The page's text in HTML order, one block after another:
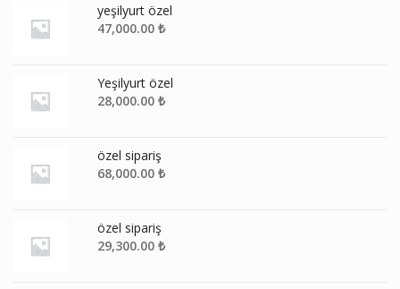
yeşilyurt özel
47,000.00 ₺
Yeşilyurt özel
28,000.00 ₺
özel sipariş
68,000.00 ₺
özel sipariş
29,300.00 ₺